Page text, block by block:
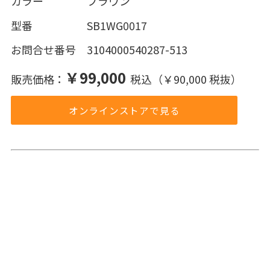
型番 SB1WG0017
お問合せ番号 3104000540287-513
販売価格： ￥99,000 税込（￥90,000 税抜）
オンラインストアで見る